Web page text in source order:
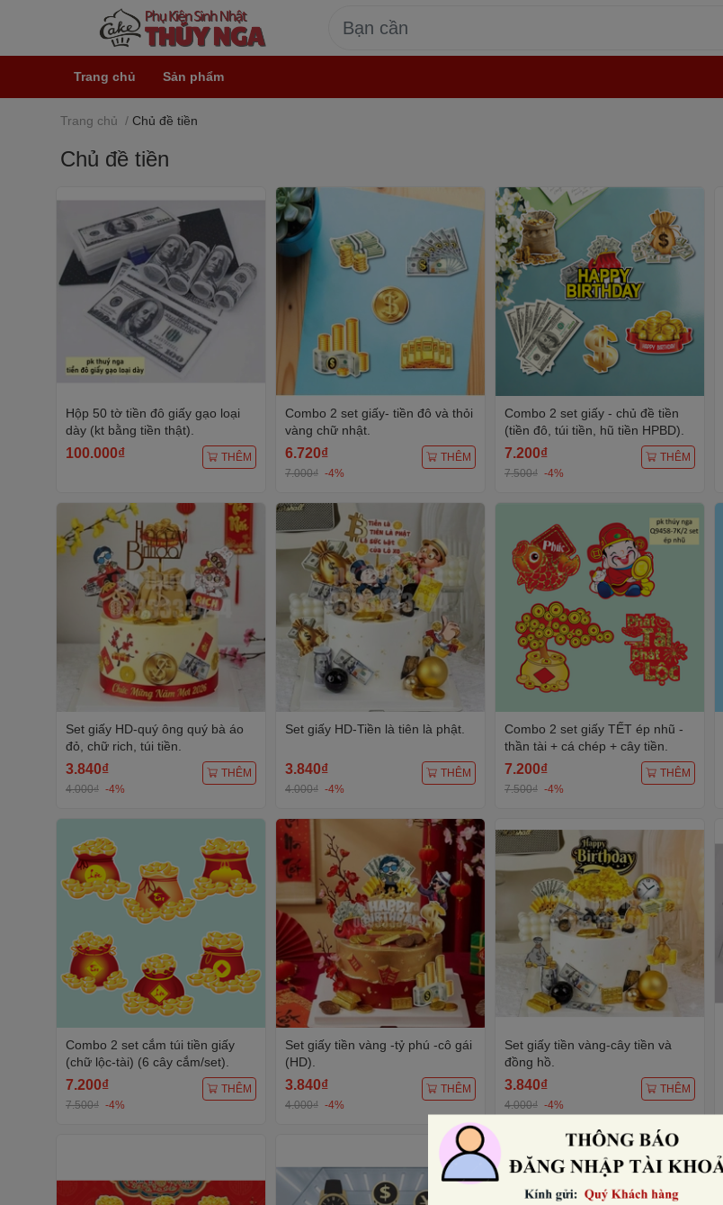
Trang chủ Sản phẩm
Trang chủ / Chủ đề tiền
Chủ đề tiền
Hộp 50 tờ tiền đô giấy gạo loại
dày (kt bằng tiền thật).
100.000₫ THÊM
Combo 2 set giấy- tiền đô và thỏi
vàng chữ nhật.
6.720₫
7.000₫ -4%
THÊM
Combo 2 set giấy - chủ đề tiền
(tiền đô, túi tiền, hũ tiền HPBD).
7.200₫
7.500₫ -4%
THÊM
Set giấy HD-quý ông quý bà áo
đỏ, chữ rich, túi tiền.
3.840₫
4.000₫ -4%
THÊM
Set giấy HD-Tiền là tiên là phật.
3.840₫
4.000₫ -4%
THÊM
Combo 2 set giấy TẾT ép nhũ -
thần tài + cá chép + cây tiền.
7.200₫
7.500₫ -4%
THÊM
Combo 2 set cắm túi tiền giấy
(chữ lộc-tài) (6 cây cắm/set).
7.200₫
7.500₫ -4%
THÊM
Set giấy tiền vàng -tỷ phú -cô gái
(HD).
3.840₫
4.000₫ -4%
THÊM
Set giấy tiền vàng-cây tiền và
đồng hồ.
3.840₫
4.000₫ -4%
THÊM